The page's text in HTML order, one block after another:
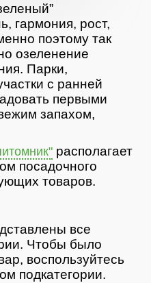
гармония, рост,
поэтому так
озеленение
Парки,
с ранней
первыми
запахом,
располагает
посадочного
товаров.
все
Чтобы было
воспользуйтесь
подкатегории.